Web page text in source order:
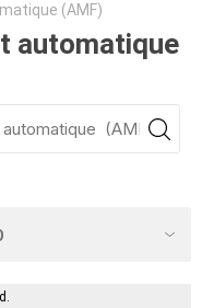
(AMF)
automatique